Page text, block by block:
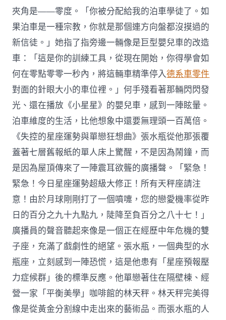
夾角是——零度。「你被分配給我的泊車學徒了。如
果泊車是一種宗教，你就是那個連方向盤都沒摸過的
新信徒。」她指了指旁邊一輛像是巨型嬰兒車的改造
車：「這是你的訓練工具，從現在開始，你得學會如
何在零點零零一秒內，將這輛車精準停入德系車零件
對面的針眼大小的車位裡。」何手殘看著那輛閃閃發
光、還在播放《小星星》的嬰兒車，感到一陣眩暈。
泊車維度的生活，比他想象中還要無理頭一百萬倍。
《失控的星座運勢與單戀狂想曲》張水瓶從他那張覆
蓋著七層舊報紙的單人床上驚醒，不是因為鬧鐘，而
是因為屋頂傳來了一陣震耳欲聾的廣播聲。「緊急！
緊急！今日星座運勢超級大修正！所有天秤座請注
意！由於月球剛剛打了一個噴嚏，您的戀愛機率從昨
日的百分之九十九點九，陡降至負百分之八十七！」
廣播員的聲音聽起來像是一個正在經歷中年危機的雙
子座，充滿了戲劇性的絕望。張水瓶，一個典型的水
瓶座，立刻感到一陣恐慌，這是他患有「星座預報壓
力症候群」後的標準反應。他單戀著住在隔壁棟、經
營一家「平衡美學」咖啡館的林天秤。林天秤完美得
像是從黃金分割線中走出來的藝術品。而張水瓶的人